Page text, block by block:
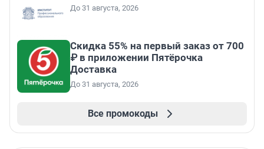
До 31 августа, 2026
Скидка 55% на первый заказ от 700
₽ в приложении Пятёрочка
Доставка
До 31 августа, 2026
Все промокоды